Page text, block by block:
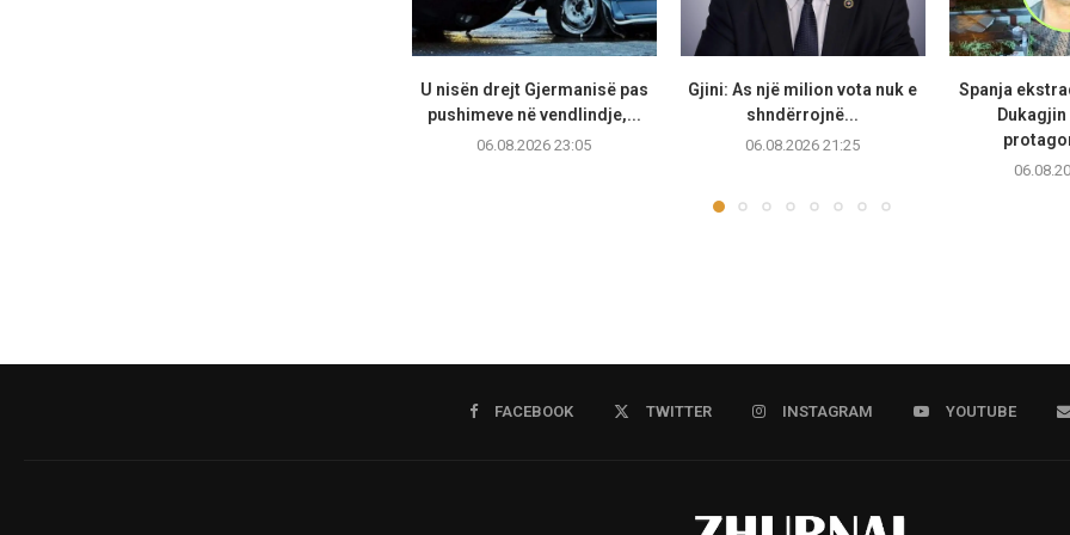
U nisën drejt Gjermanisë pas
pushimeve në vendlindje,...
06.08.2026 23:05
Gjini: As një milion vota nuk e
shndërrojnë...
06.08.2026 21:25
Spanja
FACEBOOK TWITTER INSTAGRAM YOUTUBE